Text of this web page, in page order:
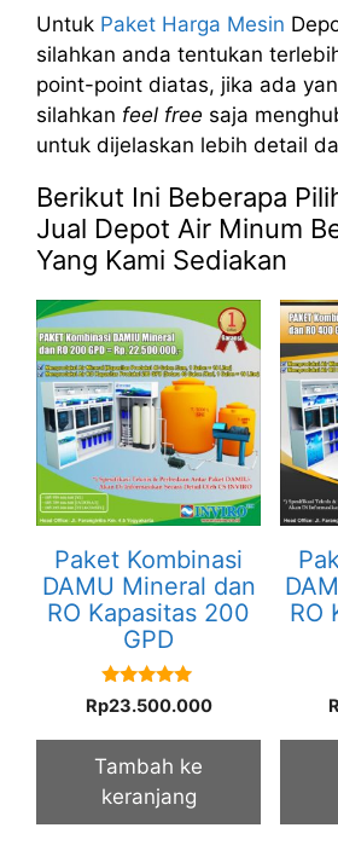
Untuk Paket Harga Mesin
silahkan anda tentukan
point-point diatas, jika ada
silahkan feel free saja
untuk dijelaskan lebih detail
Berikut Ini Beberapa
Jual Depot Air Minum
Yang Kami Sediakan
Paket Kombinasi
DAMU Mineral dan
RO Kapasitas 200
GPD
5.00
out of 5
Rp23.500.000
Tambah ke
keranjang
RO